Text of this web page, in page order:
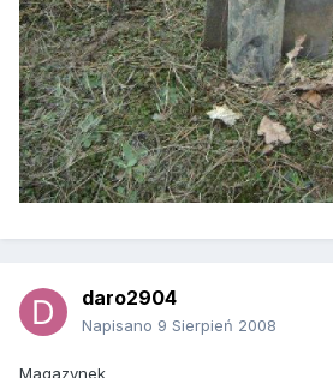
daro2904
Napisano 9 Sierpień 2008
Magazynek